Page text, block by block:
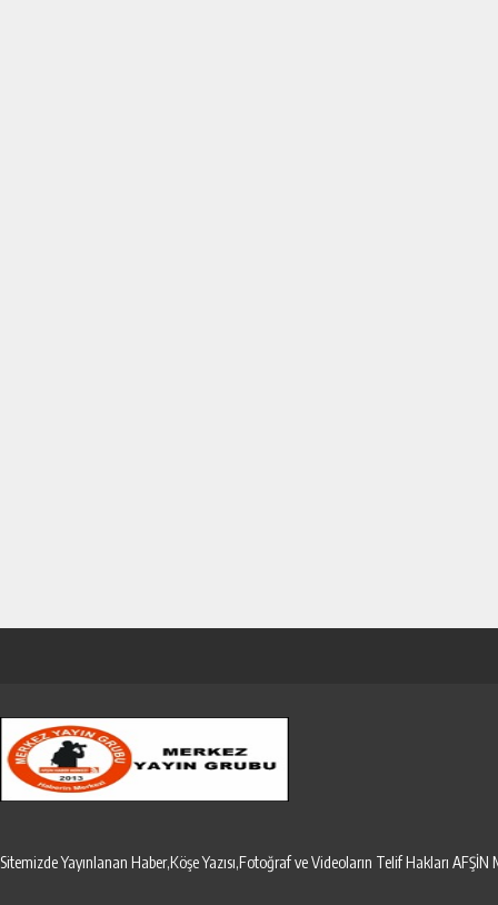
Sitemizde Yayınlanan Haber,Köşe Yazısı,Fotoğraf ve Videoların Telif Hakları